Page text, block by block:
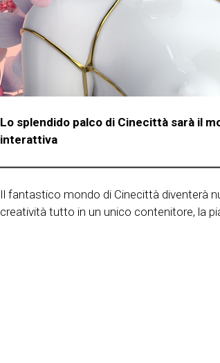
Lo splendido palco di Cinecittà sarà il
interattiva
Il fantastico mondo di Cinecittà diventerà
creatività tutto in un unico contenitore, la